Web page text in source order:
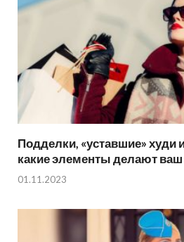
Подделки, «уставшие» худи
какие элементы делают
01.11.2023